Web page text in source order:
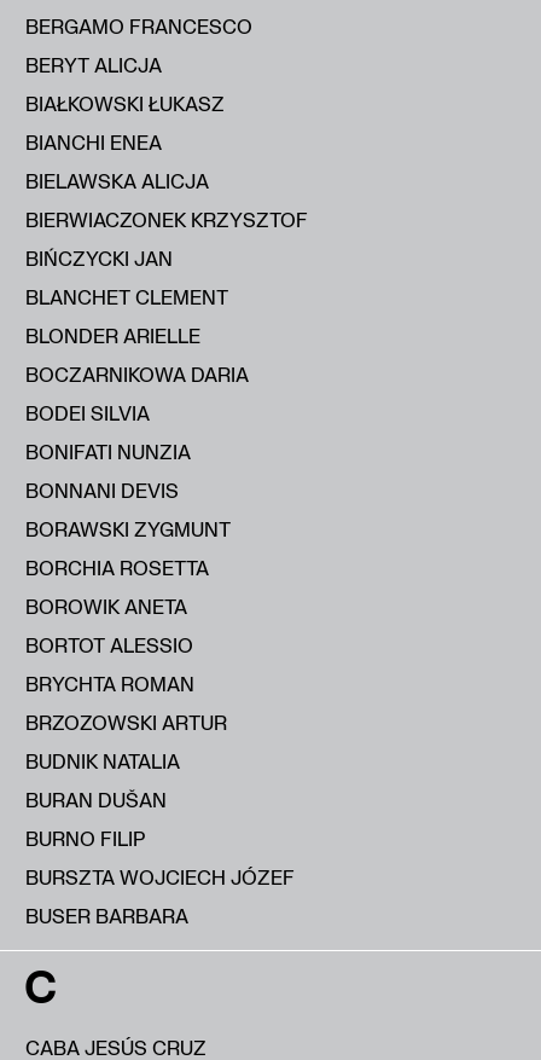
BERGAMO FRANCESCO
BERYT ALICJA
BIAŁKOWSKI ŁUKASZ
BIANCHI ENEA
BIELAWSKA ALICJA
BIERWIACZONEK KRZYSZTOF
BIŃCZYCKI JAN
BLANCHET CLEMENT
BLONDER ARIELLE
BOCZARNIKOWA DARIA
BODEI SILVIA
BONIFATI NUNZIA
BONNANI DEVIS
BORAWSKI ZYGMUNT
BORCHIA ROSETTA
BOROWIK ANETA
BORTOT ALESSIO
BRYCHTA ROMAN
BRZOZOWSKI ARTUR
BUDNIK NATALIA
BURAN DUŠAN
BURNO FILIP
BURSZTA WOJCIECH JÓZEF
BUSER BARBARA
C
CABA JESÚS CRUZ